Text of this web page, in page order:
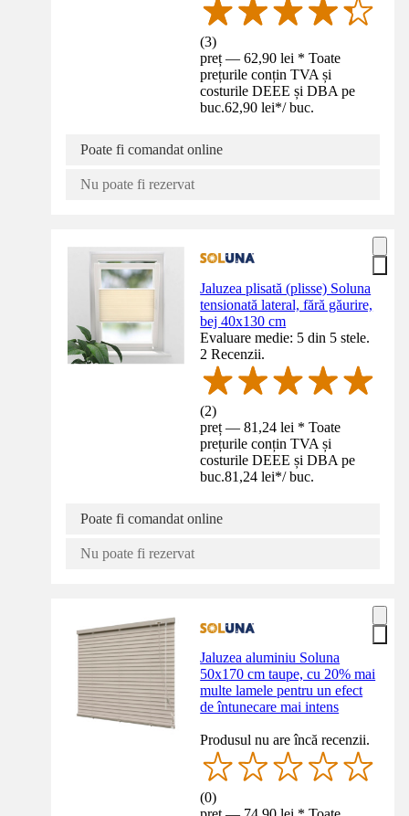
(3)
preț — 62,90 lei * Toate
prețurile conțin TVA și
costurile DEEE și DBA pe
buc.62,90 lei*/ buc.
Poate fi comandat online
Nu poate fi rezervat
Jaluzea plisată (plisse) Soluna
tensionată lateral, fără găurire,
bej 40x130 cm
Evaluare medie: 5 din 5 stele.
2 Recenzii.
(2)
preț — 81,24 lei * Toate
prețurile conțin TVA și
costurile DEEE și DBA pe
buc.81,24 lei*/ buc.
Poate fi comandat online
Nu poate fi rezervat
Jaluzea aluminiu Soluna
50x170 cm taupe, cu 20% mai
multe lamele pentru un efect
de întunecare mai intens
Produsul nu are încă recenzii.
(0)